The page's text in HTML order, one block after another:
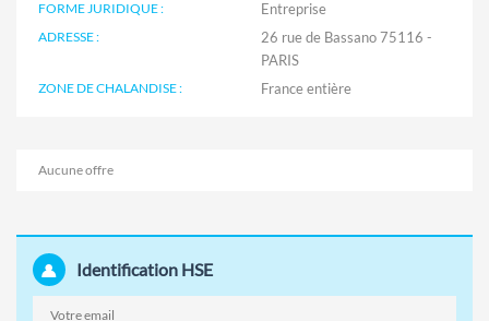
FORME JURIDIQUE : Entreprise
ADRESSE :
26 rue de Bassano 75116 -
PARIS
ZONE DE CHALANDISE :
Aucune offre
Identification HSE